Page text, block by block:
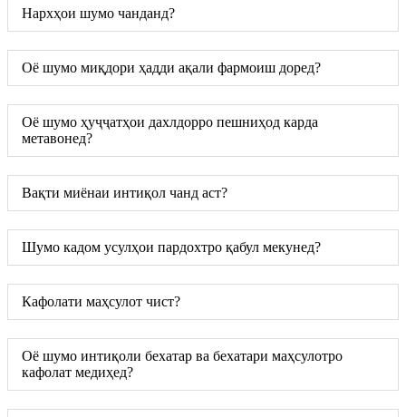
Нархҳои шумо чанданд?
Оё шумо миқдори ҳадди ақали фармоиш доред?
Оё шумо ҳуҷҷатҳои дахлдорро пешниҳод карда
метавонед?
Вақти миёнаи интиқол чанд аст?
Шумо кадом усулҳои пардохтро қабул мекунед?
Кафолати маҳсулот чист?
Оё шумо интиқоли бехатар ва бехатари маҳсулотро
кафолат медиҳед?